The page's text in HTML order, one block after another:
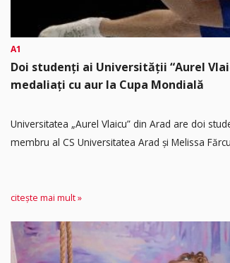
A1
Doi studenți ai Universității “Aurel
medaliați cu aur la Cupa Mondială
Universitatea „Aurel Vlaicu” din Arad are doi
membru al CS Universitatea Arad și Melissa
citește mai mult »